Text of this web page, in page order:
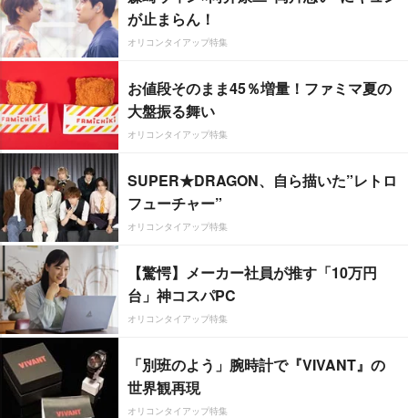
が止まらん！
オリコンタイアップ特集
お値段そのまま45％増量！ファミマ夏の
大盤振る舞い
オリコンタイアップ特集
SUPER★DRAGON、自ら描いた”レトロ
フューチャー”
オリコンタイアップ特集
【驚愕】メーカー社員が推す「10万円
台」神コスパPC
オリコンタイアップ特集
「別班のよう」腕時計で『VIVANT』の
世界観再現
オリコンタイアップ特集